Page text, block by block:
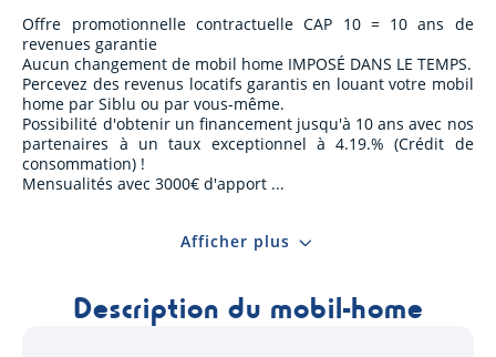
Offre promotionnelle contractuelle CAP 10 = 10 ans de
revenues garantie
Aucun changement de mobil home IMPOSÉ DANS LE TEMPS.
Percevez des revenus locatifs garantis en louant votre mobil
home par Siblu ou par vous-même.
Possibilité d'obtenir un financement jusqu'à 10 ans avec nos
partenaires à un taux exceptionnel à 4.19.% (Crédit de
consommation) !
Mensualités avec 3000€ d'apport
Afficher plus
Description du mobil-home